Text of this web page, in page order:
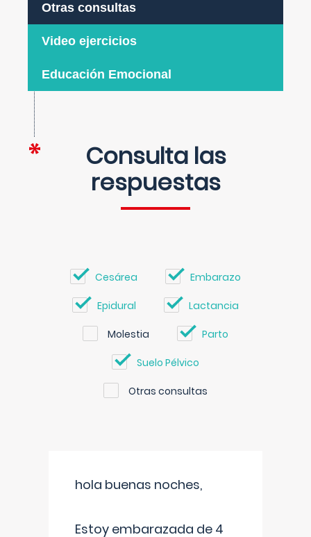
Otras consultas
Video ejercicios
Educación Emocional
Consulta las
respuestas
Cesárea Embarazo
Epidural Lactancia
Molestia Parto
Suelo Pélvico
Otras consultas
hola buenas noches,
Estoy embarazada de 4